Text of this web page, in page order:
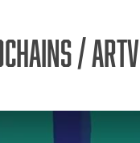
/ ARTV